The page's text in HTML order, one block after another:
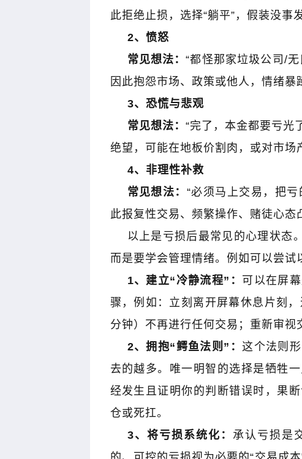
此拒绝止损，选择“躺平” ，假装没事
2、愤怒
常见想法：“都怪那家垃圾公司 /
因此抱怨市场、政策或他人，情绪暴
3、恐慌与悲观
常见想法： “完了，本金都要亏光
绝望，可能在地板价割肉，或对市场
4、非理性补救
常见想法： “必须马上交易，把
此报复性交易、频繁操作、赌徒心态
以上是亏损后最常见的心理状态
而是要学会管理情绪。例如可以尝试
1、建立“冷静流程”： 可以在屏
骤，例如：立刻离开屏幕休息片刻
分钟）不再进行任何交易；重新审视
2、拥抱“鳄鱼法则”：这个法则
去的越多。唯一明智的选择是牺牲
经发生且证明你的判断错误时，果
仓或死扛。
3、将亏损系统化： 承认亏损是
金麒麟｜黑马掘金术｜战胜心魔
倍增